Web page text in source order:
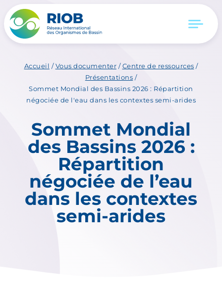
Accueil /Vous documenter /Centre de ressources /
Présentations /
Sommet Mondial des Bassins 2026 : Répartition
négociée de l'eau dans les contextes semi-arides
Sommet Mondial
des Bassins 2026 :
Répartition
négociée de l’eau
dans les contextes
semi-arides